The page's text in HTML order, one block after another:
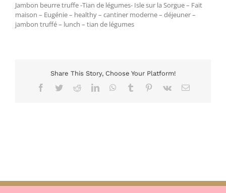
Jambon beurre truffe -Tian de légumes- Isle sur la Sorgue – Fait
maison – Eugénie – healthy – cantiner moderne – déjeuner –
jambon truffé – lunch – tian de légumes
Share This Story, Choose Your Platform!
Facebook
TwitterRedditLinkedInWhatsApp
Tumblr Pinterest
Vk Email